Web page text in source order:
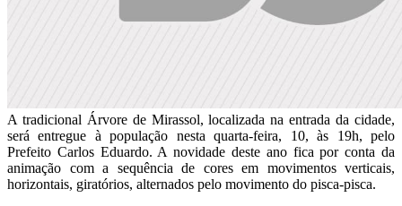
A tradicional Árvore de Mirassol, localizada na entrada da cidade,
será entregue à população nesta quarta-feira, 10, às 19h, pelo
Prefeito Carlos Eduardo. A novidade deste ano fica por conta da
animação com a sequência de cores em movimentos verticais,
horizontais, giratórios, alternados pelo movimento do pisca-pisca.